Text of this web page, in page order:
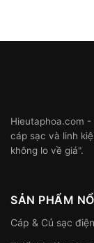
Hieutaphoa.com
cáp sạc và linh
không lo về giá".
SẢN PHẨM
Cáp & Củ sạc